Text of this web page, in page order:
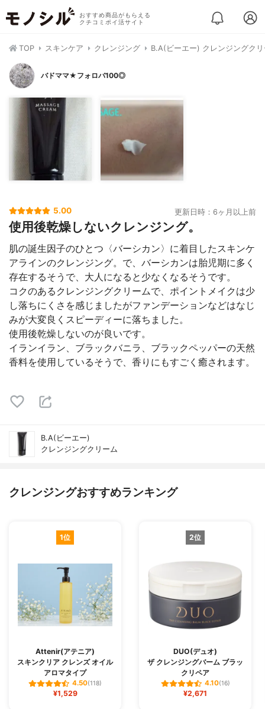
おすすめ商品がもらえる
クチコミポイ活サイト
TOP スキンケア クレンジング B.A(ビーエー) クレンジングク
バドママ★フォロバ100◎
5.00 更新日時：6ヶ月以上前
使用後乾燥しないクレンジング。
肌の誕生因子のひとつ〈バーシカン〉に着目したスキンケ
アラインのクレンジング。で、バーシカンは胎児期に多く
存在するそうで、大人になると少なくなるそうです。
コクのあるクレンジングクリームで、ポイントメイクは少
し落ちにくさを感じましたがファンデーションなどはなじ
みが大変良くスピーディーに落ちました。
使用後乾燥しないのが良いです。
イランイラン、ブラックバニラ、ブラックペッパーの天然
香料を使用しているそうで、香りにもすごく癒されます。
B.A(ビーエー)
クレンジングクリーム
クレンジングおすすめランキング
1位
Attenir(アテニア)
スキンクリア クレンズ オイル
アロマタイプ
4.50(118)
¥1,529
2位
DUO(デュオ)
ザ クレンジングバーム ブラッ
クリペア
4.10(16)
¥2,671